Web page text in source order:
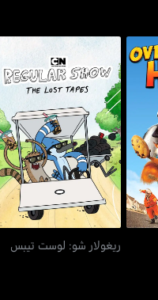
ريغولار شو: لوست تيبس
ريغولار شو: لوست تيبس